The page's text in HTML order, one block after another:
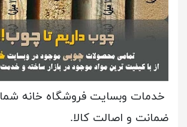
خدمات وبسایت فروشگاه خانه شما
ضمانت و اصالت کالا.